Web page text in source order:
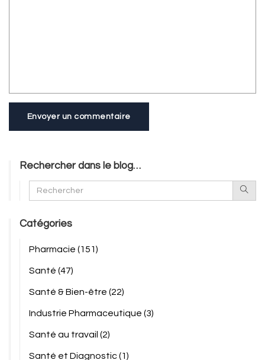
Envoyer un commentaire
Rechercher dans le blog…
Catégories
Pharmacie (151)
Santé (47)
Santé & Bien-être (22)
Industrie Pharmaceutique (3)
Santé au travail (2)
Santé et Diagnostic(1)